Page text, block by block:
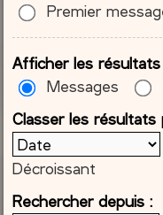
Premier
Afficher les
Messages
Classer les résultats
Décroissant
Rechercher depuis :